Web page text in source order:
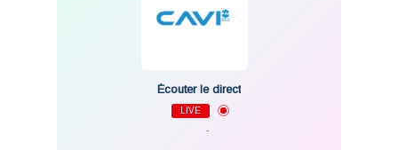
Écouter le direct
LIVE